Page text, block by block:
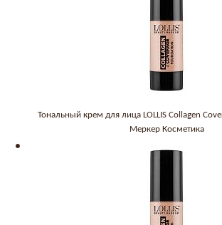
Тональный крем для лица LOLLIS Collagen
Меркер Косметика